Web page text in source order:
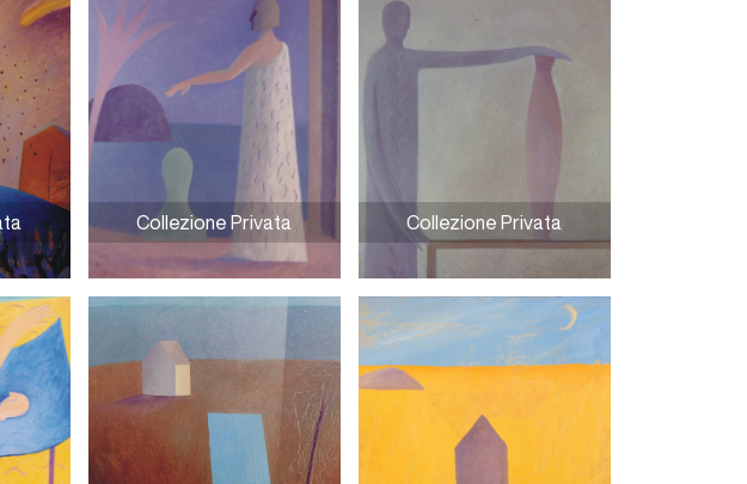
L’eroe nobilita il testo
Collezione Privata
Non aprite il vaso
Collezione Privata